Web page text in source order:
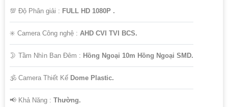
💯 Độ Phân giải : FULL HD 1080P .
✳️ Camera Công nghệ : AHD CVI TVI BCS.
🌛 Tầm Nhìn Ban Đêm : Hồng Ngoại 10m Hồng Ngoại SMD.
🕉️ Camera Thiết Kế Dome Plastic.
️📢 Khả Năng : Thường.